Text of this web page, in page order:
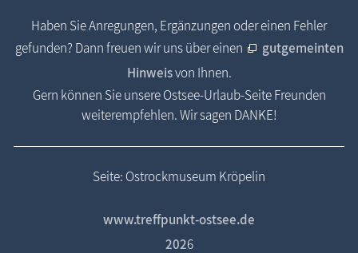
Haben Sie Anregungen, Ergänzungen oder einen Fehler
gefunden? Dann freuen wir uns über einen
gutgemeinten
Hinweisvon Ihnen.
Gern können Sie unsere Ostsee-Urlaub-Seite Freunden
weiterempfehlen. Wir sagen DANKE!
Seite: Ostrockmuseum Kröpelin
www.treffpunkt-ostsee.de
2026